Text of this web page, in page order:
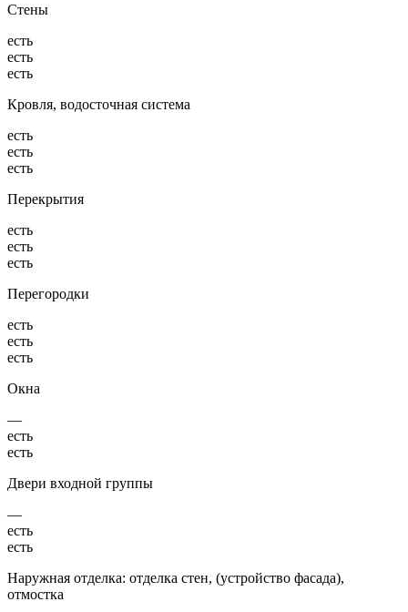
Стены
есть
есть
есть
Кровля, водосточная система
есть
есть
есть
Перекрытия
есть
есть
есть
Перегородки
есть
есть
есть
Окна
—
есть
есть
Двери входной группы
—
есть
есть
Наружная отделка: отделка стен, (устройство фасада),
отмостка